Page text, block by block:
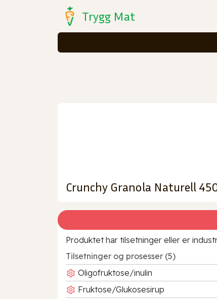
Trygg Mat
Crunchy Granola Naturell
Produktet har tilsetninger eller er
Tilsetninger og prosesser (5)
Oligofruktose/inulin
Fruktose/Glukosesirup